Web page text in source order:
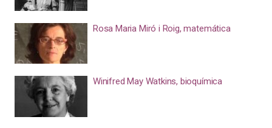
Rosa Maria Miró i Roig, matemática
Winifred May Watkins, bioquímica